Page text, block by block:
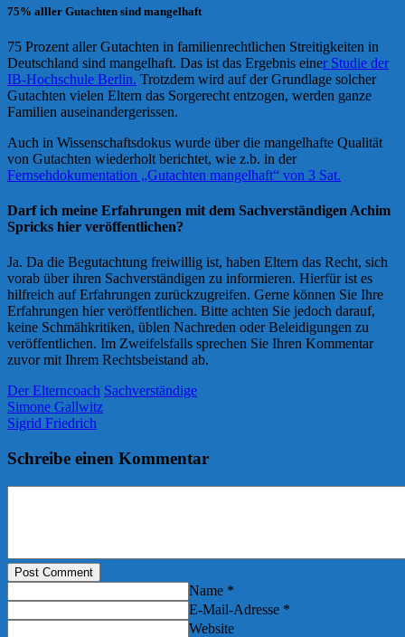
75% alller Gutachten sind mangelhaft
75 Prozent aller Gutachten in familienrechtlichen Streitigkeiten in
Deutschland sind mangelhaft. Das ist das Ergebnis einer Studie der
IB-Hochschule Berlin. Trotzdem wird auf der Grundlage solcher
Gutachten vielen Eltern das Sorgerecht entzogen, werden ganze
Familien auseinandergerissen.
Auch in Wissenschaftsdokus wurde über die mangelhafte Qualität
von Gutachten wiederholt berichtet, wie z.b. in der
Fernsehdokumentation „Gutachten mangelhaft“ von 3 Sat.
Darf ich meine Erfahrungen mit dem Sachverständigen Achim
Spricks hier veröffentlichen?
Ja. Da die Begutachtung freiwillig ist, haben Eltern das Recht, sich
vorab über ihren Sachverständigen zu informieren. Hierfür ist es
hilfreich auf Erfahrungen zurückzugreifen. Gerne können Sie Ihre
Erfahrungen hier veröffentlichen. Bitte achten Sie jedoch darauf,
keine Schmähkritiken, üblen Nachreden oder Beleidigungen zu
veröffentlichen. Im Zweifelsfalls sprechen Sie Ihren Kommentar
zuvor mit Ihrem Rechtsbeistand ab.
Der Elterncoach Sachverständige
Simone Gallwitz
Sigrid Friedrich
Schreibe einen Kommentar
Post Comment
Name *
E-Mail-Adresse *
Website